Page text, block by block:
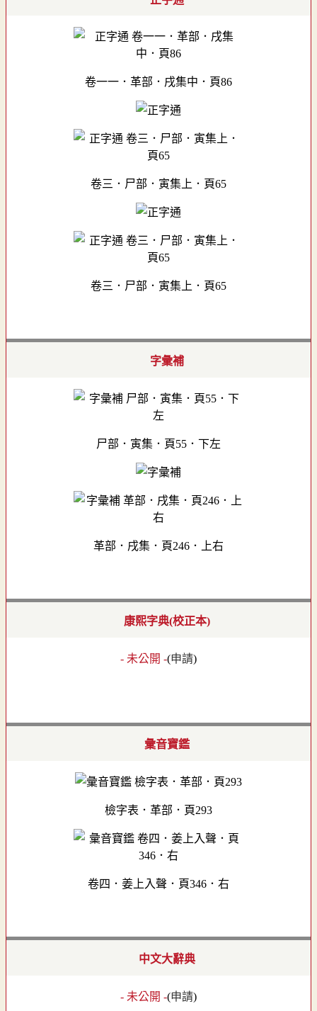
卷一一．革部．戌集中．頁86
卷三．尸部．寅集上．頁65
卷三．尸部．寅集上．頁65
字彙補
尸部．寅集．頁55．下左
革部．戌集．頁246．上右
康熙字典(校正本)
- 未公開 -(申請)
彙音寶鑑
檢字表．革部．頁293
卷四．姜上入聲．頁346．右
中文大辭典
- 未公開 -(申請)